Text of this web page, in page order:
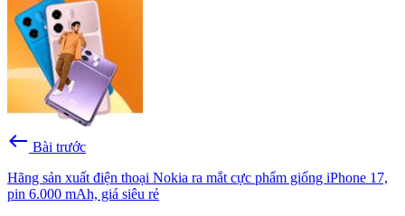
west Bài trước
Hãng sản xuất điện thoại Nokia ra mắt cực phẩm giống iPhone 17,
pin 6.000 mAh, giá siêu rẻ